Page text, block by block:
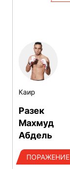
Каир
Разек
Махмуд
Абдель
ПОРАЖЕНИЕ